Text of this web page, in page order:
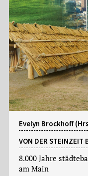
Evelyn Brockhoff
VON DER STEINZEIT
8.000 Jahre
am Main